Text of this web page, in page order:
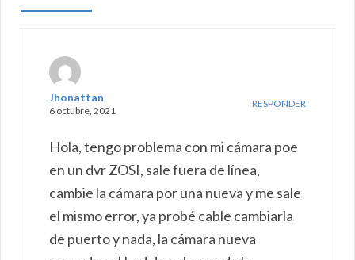
Jhonattan
6 octubre, 2021
RESPONDER
Hola, tengo problema con mi cámara poe
en un dvr ZOSI, sale fuera de línea,
cambie la cámara por una nueva y me sale
el mismo error, ya probé cable cambiarla
de puerto y nada, la cámara nueva